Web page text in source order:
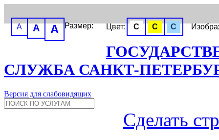
Размер:
A A A Цвет: C C C
СЛУЖБА САНКТ-
Версия для слабовидящих
Сделать